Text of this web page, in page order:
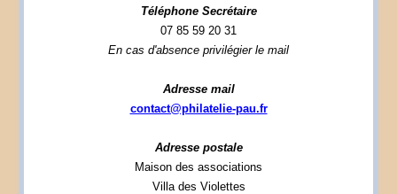
Téléphone Secrétaire
07 85 59 20 31
En cas d'absence privilégier le mail
Adresse mail
contact@philatelie-pau.fr
Adresse postale
Maison des associations
Villa des Violettes